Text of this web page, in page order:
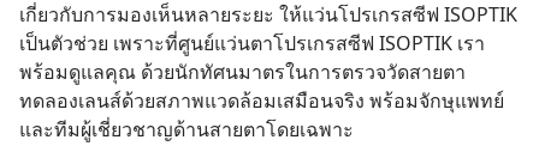
เกี่ยวกับการมองเห็นหลายระยะ ให้แว่นโปรเกรสซีฟ ISOPTIK
เป็นตัวช่วย เพราะที่ศูนย์แว่นตาโปรเกรสซีฟ ISOPTIK เรา
พร้อมดูแลคุณ ด้วยนักทัศนมาตรในการตรวจวัดสายตา
ทดลองเลนส์ด้วยสภาพแวดล้อมเสมือนจริง พร้อมจักษุแพทย์
และทีมผู้เชี่ยวชาญด้านสายตาโดยเฉพาะ